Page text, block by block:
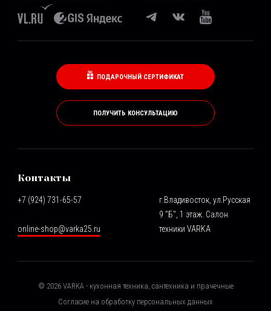
ПОДАРОЧНЫЙ СЕРТИФИКАТ
ПОЛУЧИТЬ КОНСУЛЬТАЦИЮ
Контакты
+7 (924) 731-65-57
online-shop@varka25.ru
г.Владивосток, ул.Русская
9 "Б", 1 этаж. Салон
техники VARKA
© 2026VARKA - кухонная техника, сантехника и прачечные
Согласие на обработку персональных данных